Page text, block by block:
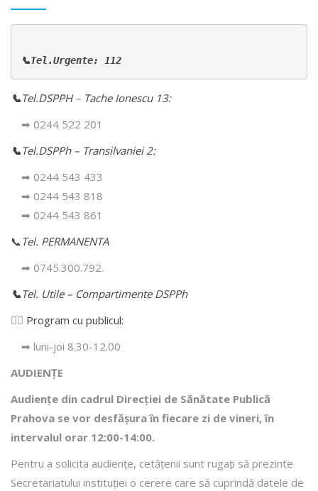
📞Tel.Urgente: 112
📞Tel.DSPPH – Tache Ionescu 13:
➡ 0244 522 201
📞Tel.DSPPh – Transilvaniei 2:
➡ 0244 543 433
➡ 0244 543 818
➡ 0244 543 861
📞 Tel. PERMANENTA
➡ 0745.300.792.
📞Tel. Utile – Compartimente DSPPh
👩‍⚕️ Program cu publicul:
➡ luni-joi 8.30-12.00
AUDIENȚE
Audiențe din cadrul Direcţiei de Sănătate Publică
Prahova se vor desfăşura în fiecare zi de vineri, în
intervalul orar 12:00-14:00.
Pentru a solicita audienţe, cetăţenii sunt rugaţi să prezinte
Secretariatului instituției o cerere care să cuprindă datele de